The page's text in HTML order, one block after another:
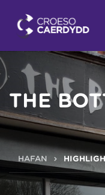
THE
HAFAN